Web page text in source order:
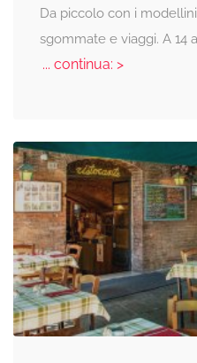
Da piccolo con i
sgommate e viaggi. A 14
... continua: >